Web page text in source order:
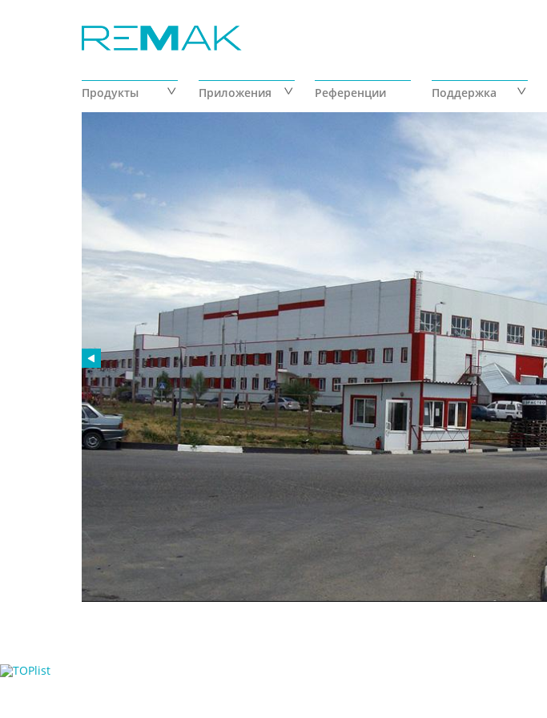
Продукты Приложения Референции Поддержка